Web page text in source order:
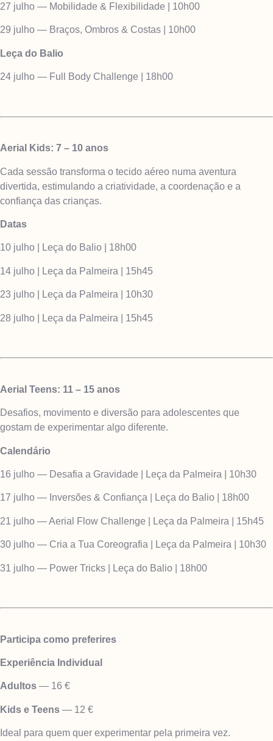
27 julho — Mobilidade & Flexibilidade | 10h00
29 julho — Braços, Ombros & Costas | 10h00
Leça do Balio
24 julho — Full Body Challenge | 18h00
Aerial Kids: 7 – 10 anos
Cada sessão transforma o tecido aéreo numa aventura
divertida, estimulando a criatividade, a coordenação e a
confiança das crianças.
Datas
10 julho | Leça do Balio | 18h00
14 julho | Leça da Palmeira | 15h45
23 julho | Leça da Palmeira | 10h30
28 julho | Leça da Palmeira | 15h45
Aerial Teens: 11 – 15 anos
Desafios, movimento e diversão para adolescentes que
gostam de experimentar algo diferente.
Calendário
16 julho — Desafia a Gravidade | Leça da Palmeira | 10h30
17 julho — Inversões & Confiança | Leça do Balio | 18h00
21 julho — Aerial Flow Challenge | Leça da Palmeira | 15h45
30 julho — Cria a Tua Coreografia | Leça da Palmeira | 10h30
31 julho — Power Tricks | Leça do Balio | 18h00
Participa como preferires
Experiência Individual
Adultos — 16 €
Kids e Teens — 12 €
Ideal para quem quer experimentar pela primeira vez.